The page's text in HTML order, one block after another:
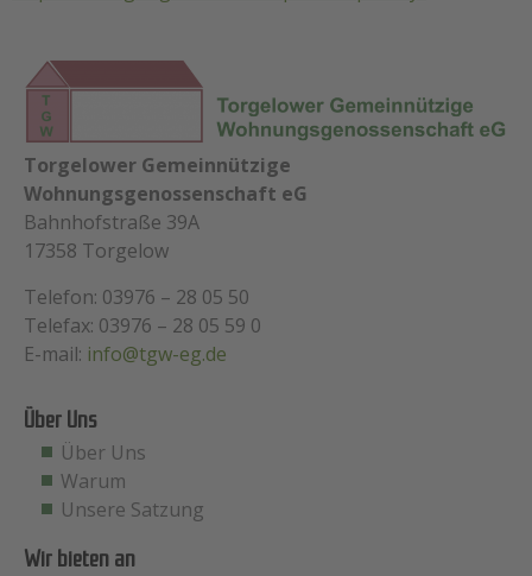
Torgelower Gemeinnützige
Wohnungsgenossenschaft eG
Bahnhofstraße 39A
17358 Torgelow
Telefon: 03976 – 28 05 50
Telefax: 03976 – 28 05 59 0
E-mail: info@tgw-eg.de
Über Uns
Über Uns
Warum
Unsere Satzung
Wir bieten an